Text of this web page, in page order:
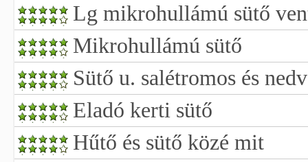
Lg mikrohullámú sütő
Mikrohullámú sütő
Sütő u. salétromos és
Eladó kerti sütő
Hűtő és sütő közé mit